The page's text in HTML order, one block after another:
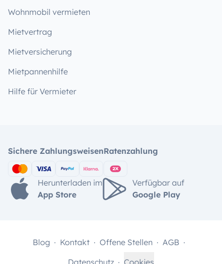
Wohnmobil vermieten
Mietvertrag
Mietversicherung
Mietpannenhilfe
Hilfe für Vermieter
Sichere ZahlungsweisenRatenzahlung
Herunterladen im
App Store
Verfügbar auf
Google Play
Blog Kontakt Offene Stellen
AGB